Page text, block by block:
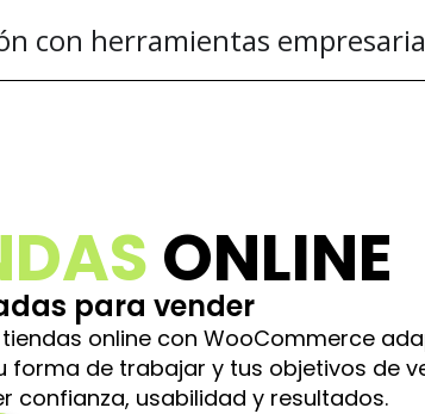
con herramientas
ONLINE
para vender
online con WooCommerce
forma de trabajar y tus objetivos de
confianza, usabilidad y resultados.